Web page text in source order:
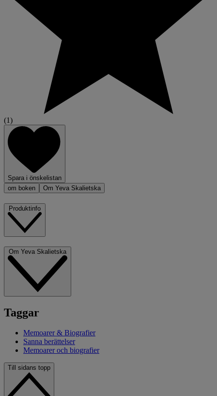
(1)
Spara i önskelistan
om boken
Om Yeva Skalietska
Taggar
Memoarer & Biografier
Sanna berättelser
Memoarer och biografier
Till sidans topp